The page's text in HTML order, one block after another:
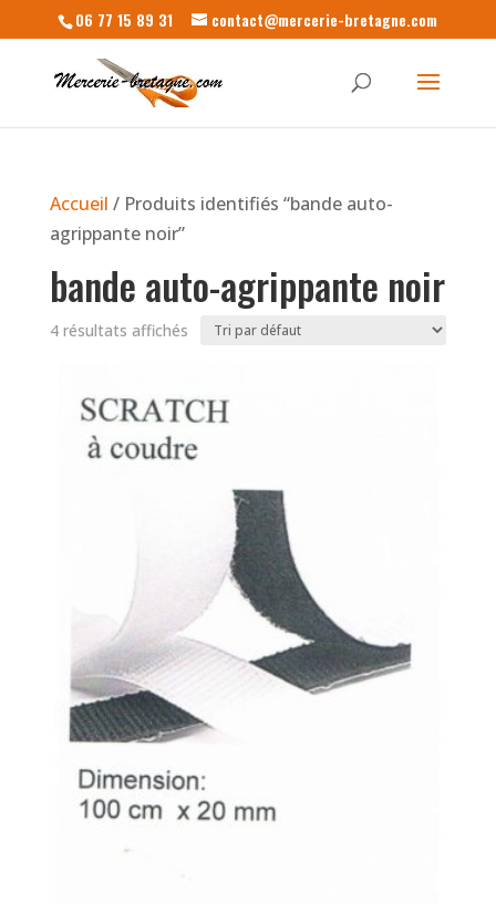
06 77 15 89 31 contact@mercerie-bretagne.com
Accueil / Produits identifiés “bande auto-
agrippante noir”
bande auto-agrippante noir
4 résultats affichés